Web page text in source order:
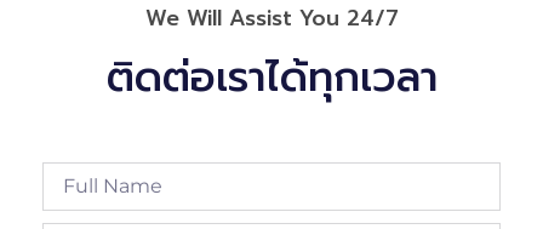
We Will Assist You 24/7
ติดต่อเราได้ทุกเวลา